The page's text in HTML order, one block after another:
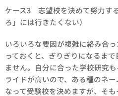
ケース3 志望校を決めて努力す
ろ」には行きたくない）
いろいろな要因が複雑に絡み合
っておくと、ぎりぎりになるま
ません。自分に合った学校研究
ライドが高いので、ある種のネ
なって受験校を決めますが、そ